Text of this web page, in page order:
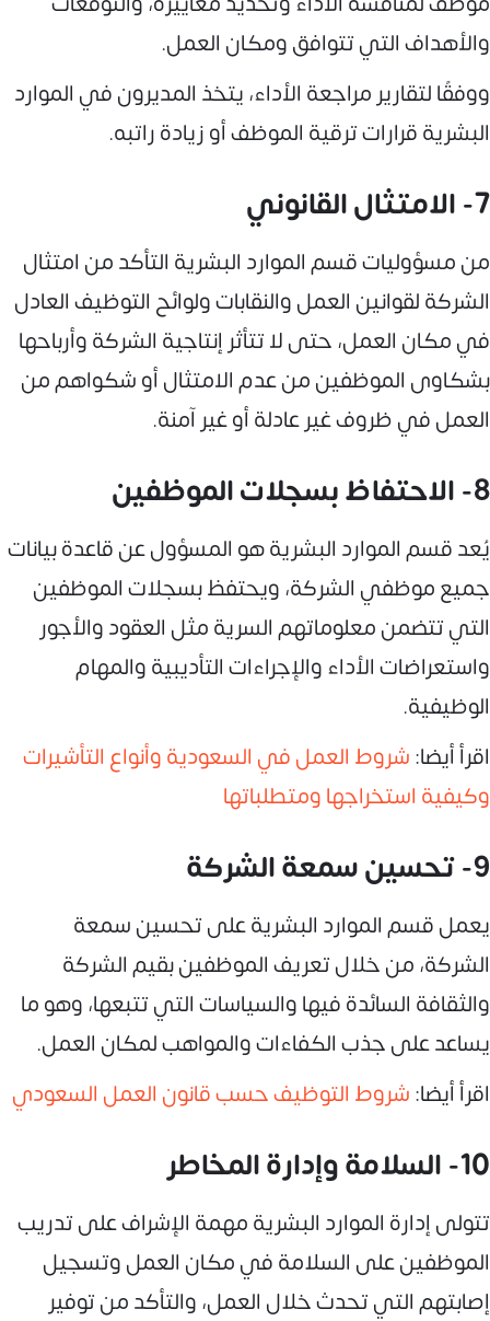
والأهداف التي تتوافق ومكان العمل.
ووفقًا لتقارير مراجعة الأداء، يتخذ المديرون في الموارد
البشرية قرارات ترقية الموظف أو زيادة راتبه.
7- الامتثال القانوني
من مسؤوليات قسم الموارد البشرية التأكد من امتثال
الشركة لقوانين العمل والنقابات ولوائح التوظيف العادل
في مكان العمل، حتى لا تتأثر إنتاجية الشركة وأرباحها
بشكاوى الموظفين من عدم الامتثال أو شكواهم من
العمل في ظروف غير عادلة أو غير آمنة.
8- الاحتفاظ بسجلات الموظفين
يُعد قسم الموارد البشرية هو المسؤول عن قاعدة بيانات
جميع موظفي الشركة، ويحتفظ بسجلات الموظفين
التي تتضمن معلوماتهم السرية مثل العقود والأجور
واستعراضات الأداء والإجراءات التأديبية والمهام
الوظيفية.
اقرأ أيضا:شروط العمل في السعودية وأنواع التأشيرات
وكيفية استخراجها ومتطلباتها
9- تحسين سمعة الشركة
يعمل قسم الموارد البشرية على تحسين سمعة
الشركة، من خلال تعريف الموظفين بقيم الشركة
والثقافة السائدة فيها والسياسات التي تتبعها، وهو ما
يساعد على جذب الكفاءات والمواهب لمكان العمل.
اقرأ أيضا:شروط التوظيف حسب قانون العمل السعودي
10- السلامة وإدارة المخاطر
تتولى إدارة الموارد البشرية مهمة الإشراف على تدريب
الموظفين على السلامة في مكان العمل وتسجيل
إصابتهم التي تحدث خلال العمل، والتأكد من توفير